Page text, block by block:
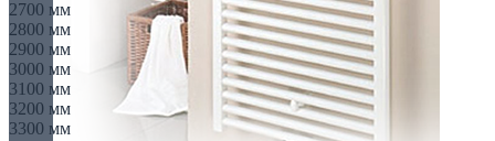
2700 мм
2800 мм
2900 мм
3000 мм
3100 мм
3200 мм
3300 мм